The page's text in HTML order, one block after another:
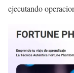
ejecutando